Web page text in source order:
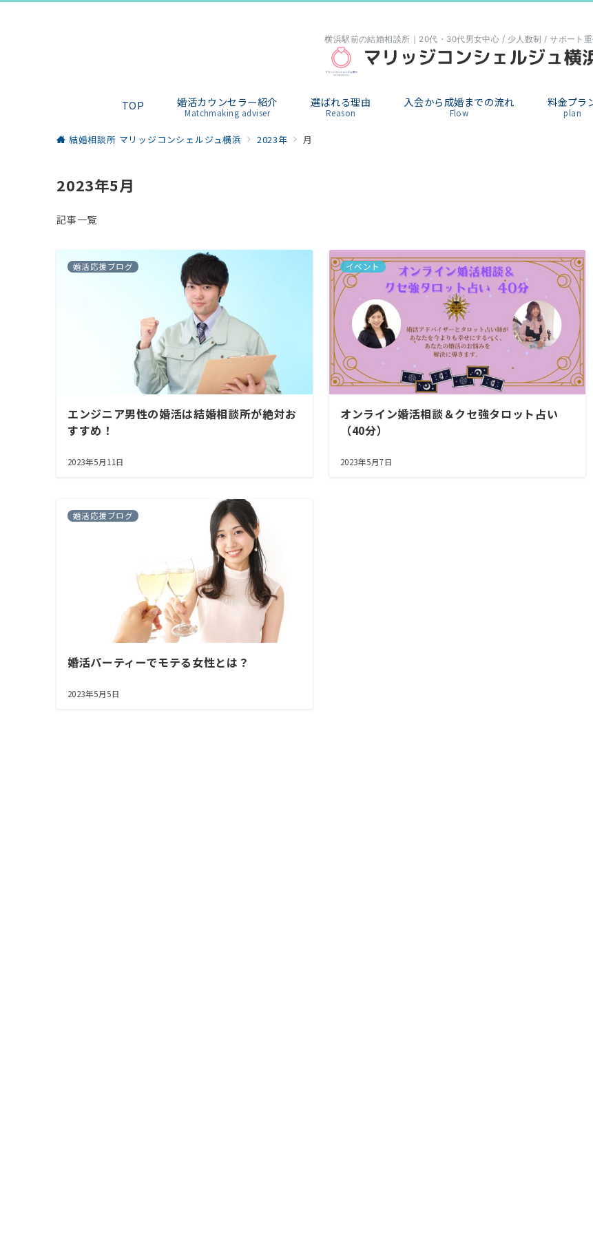
横浜駅前の結婚相談所｜20代・30代男女中心 / 少人数制 / サポート
TOP 婚活カウンセラー紹介
Matchmaking adviser
選ばれる理由
Reason
入会から成婚までの流れ
Flow
料金プラ
plan
結婚相談所 マリッジコンシェルジュ横浜 2023年 月
2023年5月
記事一覧
婚活応援ブログ
エンジニア男性の婚活は結婚相談所が絶対お
すすめ！
2023年5月11日
イベント
オンライン婚活相談＆クセ強タロット占い
（40分）
2023年5月7日
婚活応援ブログ
婚活パーティーでモテる女性とは？
2023年5月5日